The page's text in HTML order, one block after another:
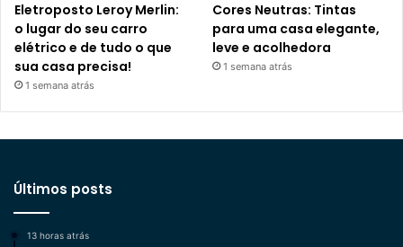
Eletroposto Leroy Merlin:
o lugar do seu carro
elétrico e de tudo o que
sua casa precisa!
1 semana atrás
Cores Neutras: Tintas
para uma casa elegante,
leve e acolhedora
1 semana atrás
Últimos posts
13 horas atrás